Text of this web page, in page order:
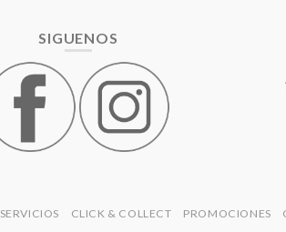
SIGUENOS
SERVICIOS CLICK & COLLECT PROMOCIONES